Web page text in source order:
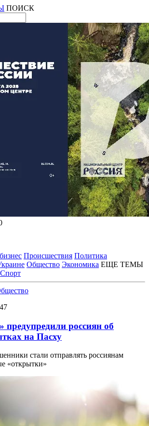
ПОИСК
Происшествия Политика
Общество Экономика ЕЩЕ ТЕМЫ
Спорт
россиян об
на Пасху
стали отправлять россиянам
«открытки»